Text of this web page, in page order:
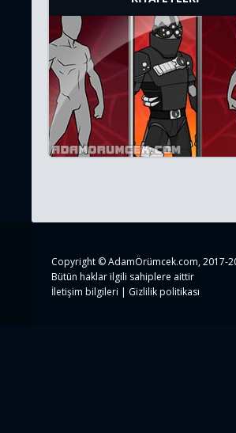
Copyright ©AdamÖrümcek.com, 2017-
Bütün haklar ilgili sahiplere aittir
İletişim bilgileri | Gizlilik politikası